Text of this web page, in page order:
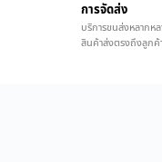
การจัดส่ง
บริการขนส่งหลากห
สินค้าส่งตรงถึงลูกค้